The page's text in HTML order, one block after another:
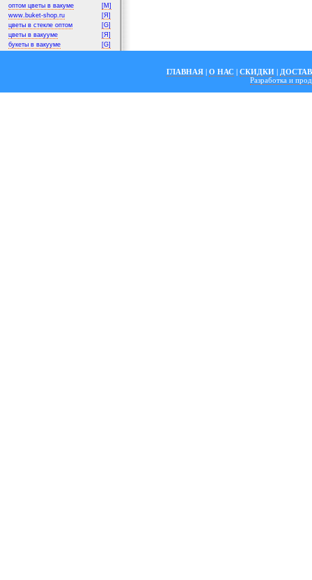
оптом цветы в вакуме
[M]
www.buket-shop.ru
[Я]
цветы в стекле оптом
[G]
цветы в вакууме
[Я]
букеты в вакууме
[G]
ГЛАВНАЯ | О НАС | СКИДКИ |
Разработка и